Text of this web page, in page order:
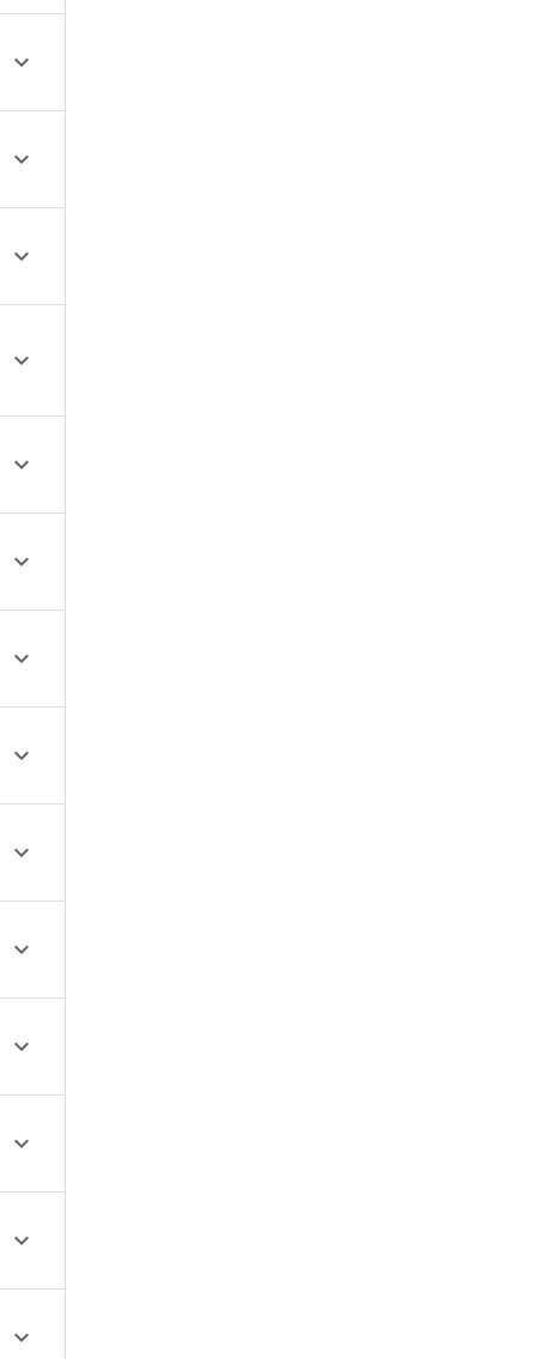













